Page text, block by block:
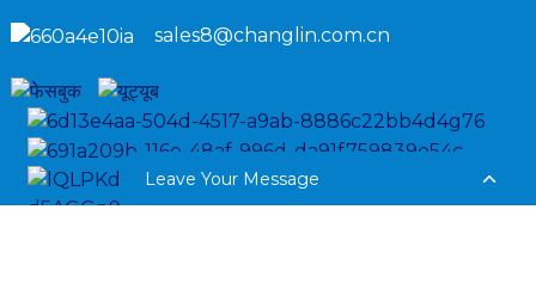
sales8@changlin.com.cn
Leave Your Message